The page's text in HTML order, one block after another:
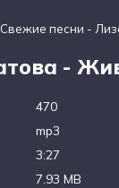
Свежие песни -
-
470
mp3
3:27
7.93 MB